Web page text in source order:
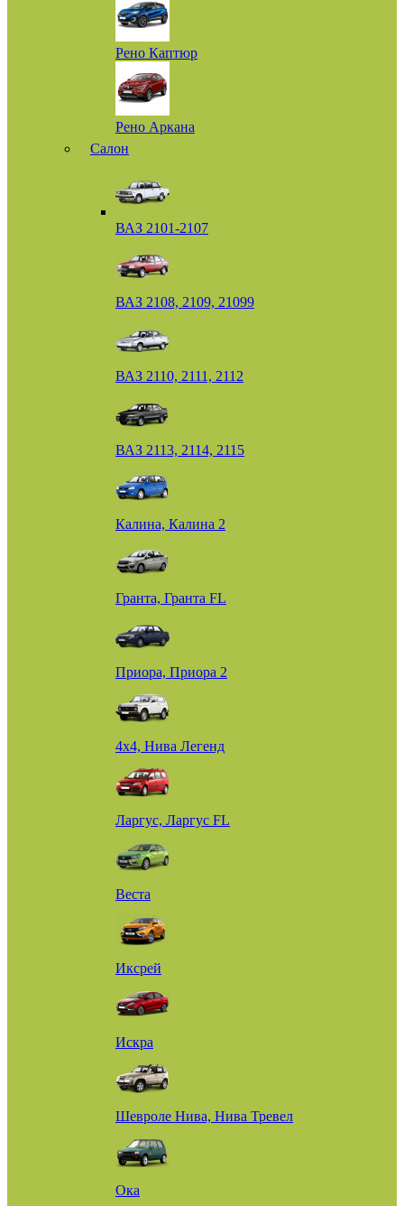
Рено Каптюр
Рено Аркана
Салон
ВАЗ 2101-2107
ВАЗ 2108, 2109, 21099
ВАЗ 2110, 2111, 2112
ВАЗ 2113, 2114, 2115
Калина, Калина 2
Гранта, Гранта FL
Приора, Приора 2
4х4, Нива Легенд
Ларгус, Ларгус FL
Веста
Иксрей
Искра
Шевроле Нива, Нива Тревел
Ока